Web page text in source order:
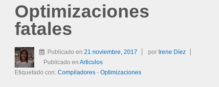
Optimizaciones
fatales
Publicado en21 noviembre, 2017 por Irene Díez
Publicado enArticulos
Etiquetado con: Compiladores - Optimizaciones